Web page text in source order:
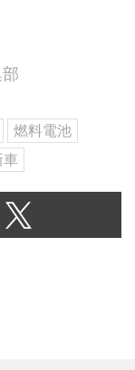
燃料電池
車